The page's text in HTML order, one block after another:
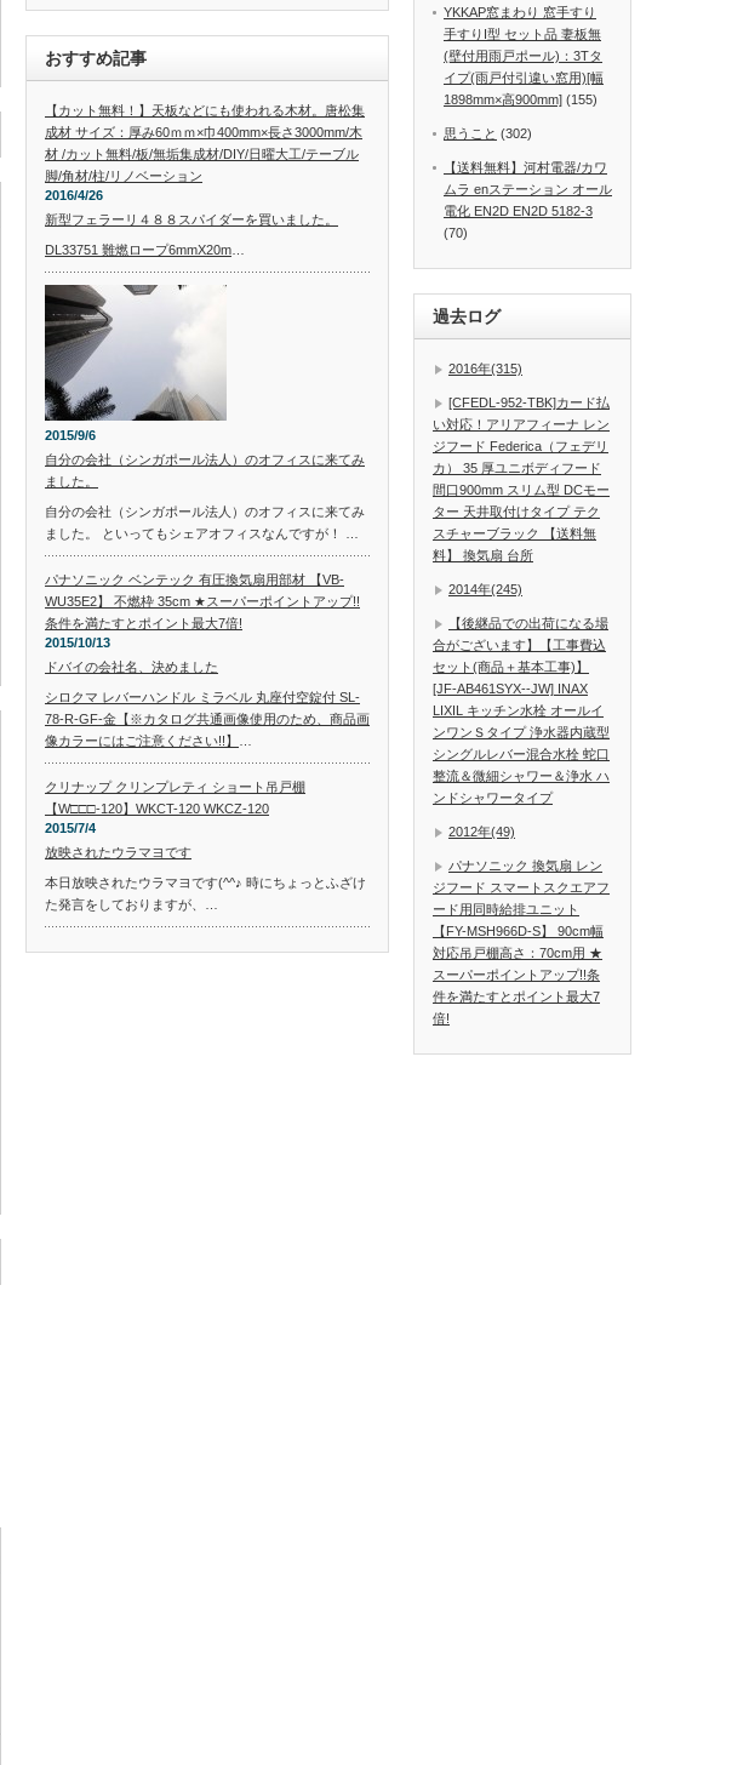
おすすめ記事
【カット無料！】天板などにも使われる木材。唐松集
成材 サイズ：厚み60ｍｍ×巾400mm×長さ3000mm/木
材 /カット無料/板/無垢集成材/DIY/日曜大工/テーブル
脚/角材/柱/リノベーション
2016/4/26
新型フェラーリ４８８スパイダーを買いました。
DL33751 難燃ロープ6mmX20m
2015/9/6
自分の会社（シンガポール法人）のオフィスに来てみ
ました。
自分の会社（シンガポール法人）のオフィスに来てみ
ました。 といってもシェアオフィスなんですが！ …
パナソニック ベンテック 有圧換気扇用部材 【VB-
WU35E2】 不燃枠 35cm ★スーパーポイントアップ!!
条件を満たすとポイント最大7倍!
2015/10/13
ドバイの会社名、決めました
シロクマ レバーハンドル ミラベル 丸座付空錠付 SL-
78-R-GF-金【※カタログ共通画像使用のため、商品画
像カラーにはご注意ください!!】
クリナップ クリンプレティ ショート吊戸棚
【W□□□-120】WKCT-120 WKCZ-120
2015/7/4
放映されたウラマヨです
本日放映されたウラマヨです(^^♪ 時にちょっとふざけ
た発言をしておりますが、…
YKKAP窓まわり 窓手すり
手すりI型 セット品 妻板無
(壁付用雨戸ポール)：3Tタ
イプ(雨戸付引違い窓用)[幅
1898mm×高900mm] (155)
思うこと (302)
【送料無料】河村電器/カワ
ムラ enステーション オール
電化 EN2D EN2D 5182-3
(70)
過去ログ
2016年(315)
[CFEDL-952-TBK]カード払
い対応！アリアフィーナ レン
ジフード Federica（フェデリ
カ） 35 厚ユニボディフード
間口900mm スリム型 DCモー
ター 天井取付けタイプ テク
スチャーブラック 【送料無
料】 換気扇 台所
2014年(245)
【後継品での出荷になる場
合がございます】【工事費込
セット(商品＋基本工事)】
[JF-AB461SYX--JW] INAX
LIXIL キッチン水栓 オールイ
ンワンＳタイプ 浄水器内蔵型
シングルレバー混合水栓 蛇口
整流＆微細シャワー＆浄水 ハ
ンドシャワータイプ
2012年(49)
パナソニック 換気扇 レン
ジフード スマートスクエアフ
ード用同時給排ユニット
【FY-MSH966D-S】 90cm幅
対応吊戸棚高さ：70cm用 ★
スーパーポイントアップ!!条
件を満たすとポイント最大7
倍!